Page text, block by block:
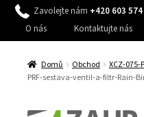
Zavolejte nám +420 603
O nás
Kontaktujte nás
Domů Obchod XCZ-075-
PRF-sestava-ventil-a-filtr-Rain-
Přeskočit
Přejít